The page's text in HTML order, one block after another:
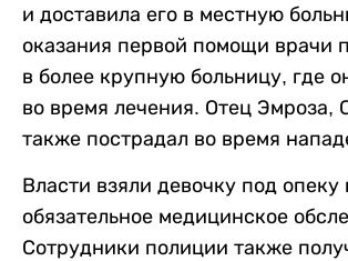
и доставила его в местную
оказания первой помощи врачи
в более крупную больницу, где
во время лечения. Отец Эмроза,
также пострадал во время
Власти взяли девочку под опеку
обязательное медицинское
Сотрудники полиции также